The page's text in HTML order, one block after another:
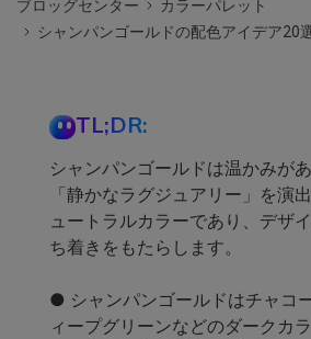
ブロッグセンター
カラーパレット
シャンパンゴールドの配色アイデア20
TL;DR:
シャンパンゴールドは温かみが
「静かなラグジュアリー」を演
ュートラルカラーであり、デザ
ち着きをもたらします。
● シャンパンゴールドはチャコ
ィープグリーンなどのダークカ